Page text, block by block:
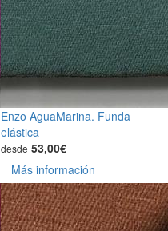
Enzo AguaMarina. Funda
elástica
desde 53,00€
Más información